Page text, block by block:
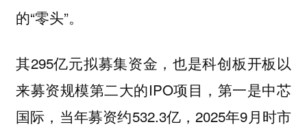
的“零头”。
其295亿元拟募集资金，也是科创板开板以
来募资规模第二大的IPO项目，第一是中芯
国际，当年募资约532.3亿，2025年9月时市